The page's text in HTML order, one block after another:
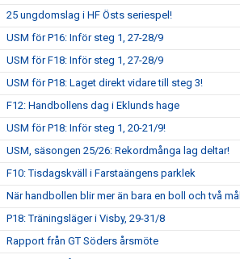
25 ungdomslag i HF Östs seriespel!
USM för P16: Inför steg 1, 27-28/9
USM för F18: Inför steg 1, 27-28/9
USM för P18: Laget direkt vidare till steg 3!
F12: Handbollens dag i Eklunds hage
USM för P18: Inför steg 1, 20-21/9!
USM, säsongen 25/26: Rekordmånga lag deltar!
F10: Tisdagskväll i Farstaängens parklek
När handbollen blir mer än bara en boll och två mål
P18: Träningsläger i Visby, 29-31/8
Rapport från GT Söders årsmöte